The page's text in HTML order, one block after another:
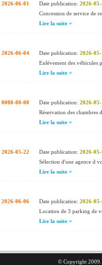
2026-06-01
Date publication: 2026-
Concession de service de
Lire la suite +
2026-06-04
Date publication: 2026-
Enlèvement des véhicules
Lire la suite +
0000-00-00
Date publication: 2026-
Réservation des chambres
Lire la suite +
2026-05-22
Date publication: 2026-
Sélection d'une agence d
Lire la suite +
2026-06-06
Date publication: 2026-
Location de 3 parking de
Lire la suite +
© Copyright 2009.